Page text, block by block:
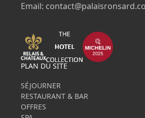
Email:
PLAN DU SITE
SÉJOURNER
RESTAURANT & BAR
OFFRES